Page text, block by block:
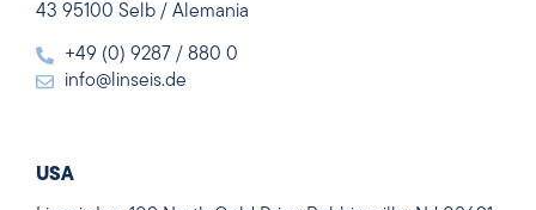
43 95100 Selb / Alemania
+49 (0) 9287 / 880 0
info@linseis.de
USA